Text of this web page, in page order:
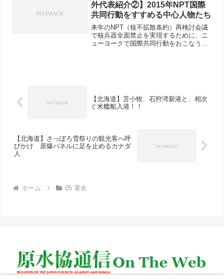
外代表紹介②】2015年NPT国際
共同行動をすすめる中心人物たち
来年のNPT（核不拡散条約）再検討会議
で核兵器全面禁止を実現するために、ニ
ューヨークで国際共同行動をおこなうこ
【北海道】苫小牧、石狩湾新港と、相次
ぐ米艦船入港！！
【北海道】さっぽろ雪祭りの観光客へ呼
びかけ 原爆パネルに足を止めるカナダ
人
ホーム 05 署名